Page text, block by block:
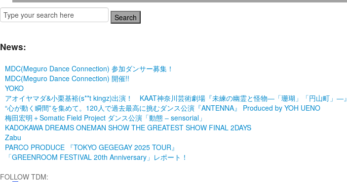
News:
MDC(Meguro Dance Connection) 参加ダンサー募集！
MDC(Meguro Dance Connection) 開催!!
YOKO
アオイヤマダ&小栗基裕(s**t kingz)出演！ KAAT神奈川芸術劇場『未練の幽霊と怪物―「珊瑚」「円山町」―』
“心が動く瞬間”を集めて。120人で過去最高に挑むダンス公演『ANTENNA』 Produced by YOH UENO
梅田宏明＋Somatic Field Project ダンス公演「動態 ‒ sensorial」
KADOKAWA DREAMS ONEMAN SHOW THE GREATEST SHOW FINAL 2DAYS
Zabu
PARCO PRODUCE 『TOKYO GEGEGAY 2025 TOUR』
「GREENROOM FESTIVAL 20th Anniversary」レポート！
FOLLOW TDM: